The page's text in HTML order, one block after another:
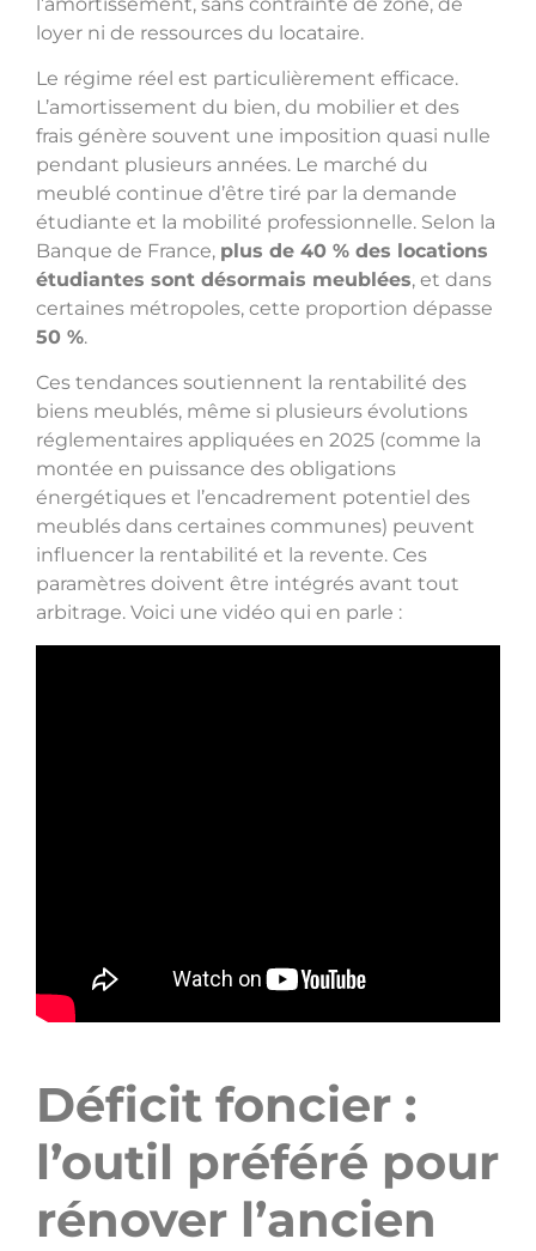
loyer ni de ressources du locataire.
Le régime réel est particulièrement efficace.
L’amortissement du bien, du mobilier et des
frais génère souvent une imposition quasi nulle
pendant plusieurs années. Le marché du
meublé continue d’être tiré par la demande
étudiante et la mobilité professionnelle. Selon la
Banque de France, plus de 40 % des locations
étudiantes sont désormais meublées, et dans
certaines métropoles, cette proportion dépasse
50 %.
Ces tendances soutiennent la rentabilité des
biens meublés, même si plusieurs évolutions
réglementaires appliquées en 2025 (comme la
montée en puissance des obligations
énergétiques et l’encadrement potentiel des
meublés dans certaines communes) peuvent
influencer la rentabilité et la revente. Ces
paramètres doivent être intégrés avant tout
arbitrage. Voici une vidéo qui en parle :
Déficit foncier :
l’outil préféré pour
rénover l’ancien